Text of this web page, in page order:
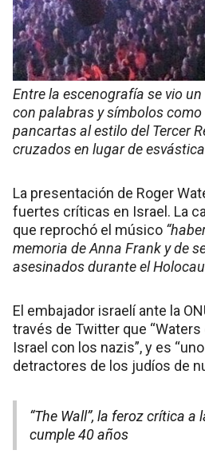
Entre la escenografía se vio
con palabras y símbolos
pancartas al estilo del Tercer
cruzados en lugar de
La presentación de Roger
fuertes críticas en Israel. La
que reprochó el músico
memoria de Anna Frank y de
asesinados durante el
El embajador israelí ante la
través de Twitter que
Israel con los nazis”, y es
detractores de los judíos de
“The Wall”, la feroz crítica
cumple 40 años